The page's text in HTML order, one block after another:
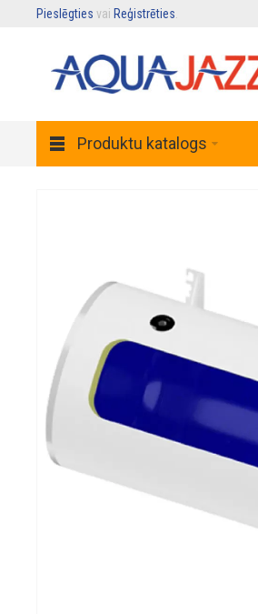
Pieslēgties vai Reģistrēties
Produktu katalogs